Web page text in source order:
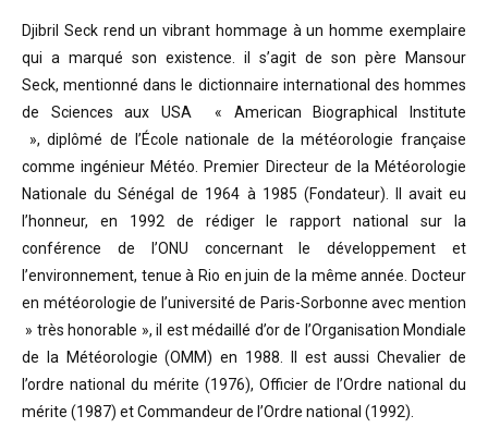
Djibril Seck rend un vibrant hommage à un homme exemplaire
qui a marqué son existence. il s’agit de son père Mansour
Seck,mentionné dans le dictionnaire international des hommes
de Sciences aux USA « American Biographical Institute
», diplômé de l’École nationale de la météorologie française
comme ingénieur Météo. Premier Directeur de la Météorologie
Nationale du Sénégal de 1964 à 1985 (Fondateur). Il avait eu
l’honneur, en 1992 de rédiger le rapport national sur la
conférence de l’ONU concernant le développement et
l’environnement, tenue à Rio en juin de la même année.
Docteur
en météorologie de l’université de Paris-Sorbonne avec mention
» très honorable », il est médaillé d’or de l’Organisation Mondiale
de la Météorologie (OMM) en 1988. Il est aussi Chevalier de
l’ordre national du mérite (1976), Officier de l’Ordre national du
mérite (1987) et Commandeur de l’Ordre national (1992).